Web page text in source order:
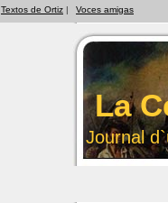
Textos de Ortiz | Voces amigas
La
Journal